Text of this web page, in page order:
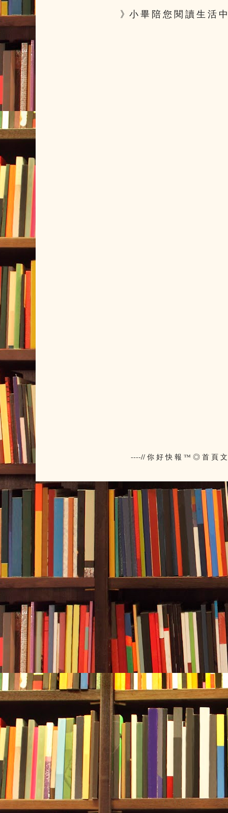
》小 畢 陪 您 閱 讀 生 活
----// 你 好 快 報 ™ ◎ 首 頁 文